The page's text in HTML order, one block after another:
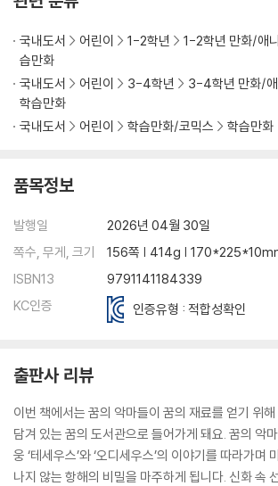
국내도서 어린이 1-2학년 1-2학년 만화/애
습만화
국내도서
어린이 3-4학년 3-4학년 만화/
학습만화
국내도서
어린이 학습만화/코믹스 학습만화
품목정보
발행일
2026년 04월 30일
쪽수, 무게, 크기
156쪽 | 414g |
ISBN13
9791141184339
KC인증
인증유형 : 적합성확인
출판사 리뷰
이번 책에서는 꿈의 악마들이 꿈의 재료를 얻기 위
담겨 있는 꿈의 도서관으로 들어가게 돼요. 꿈의 악
웅 ‘테세우스’와 ‘오디세우스’의 이야기를 따라가며
나지 않는 항해의 비밀을 마주하게 됩니다. 신화 속